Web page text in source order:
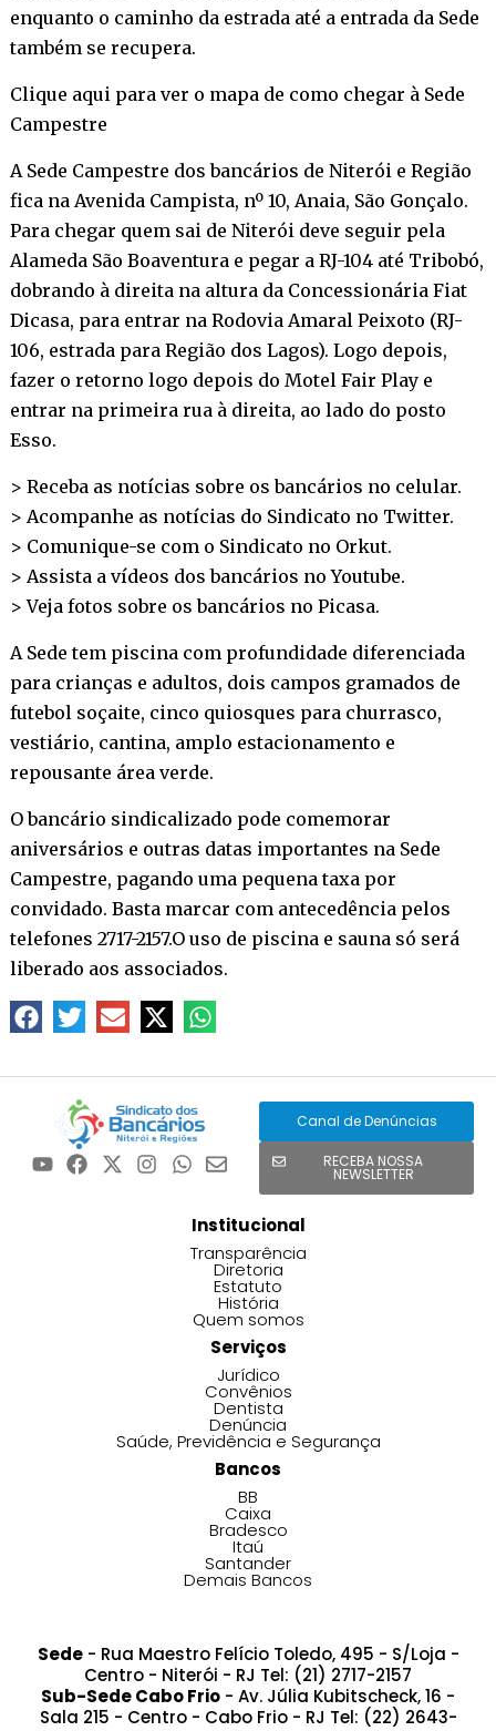
enquanto o caminho da estrada até a entrada da Sede
também se recupera.
Clique aqui para ver o mapa de como chegar à Sede
Campestre
A Sede Campestre dos bancários de Niterói e Região
fica na Avenida Campista, nº 10, Anaia, São Gonçalo.
Para chegar quem sai de Niterói deve seguir pela
Alameda São Boaventura e pegar a RJ-104 até Tribobó,
dobrando à direita na altura da Concessionária Fiat
Dicasa, para entrar na Rodovia Amaral Peixoto (RJ-
106, estrada para Região dos Lagos). Logo depois,
fazer o retorno logo depois do Motel Fair Play e
entrar na primeira rua à direita, ao lado do posto
Esso.
> Receba as notícias sobre os bancários no celular.
> Acompanhe as notícias do Sindicato no Twitter.
> Comunique-se com o Sindicato no Orkut.
> Assista a vídeos dos bancários noYoutube.
> Veja fotos sobre os bancários no Picasa.
A Sede tem piscina com profundidade diferenciada
para crianças e adultos, dois campos gramados de
futebol soçaite, cinco quiosques para churrasco,
vestiário, cantina, amplo estacionamento e
repousante área verde.
O bancário sindicalizado pode comemorar
aniversários e outras datas importantes na Sede
Campestre, pagando uma pequena taxa por
convidado. Basta marcar com antecedência pelos
telefones 2717-2157.O uso de piscina e sauna só será
liberado aos associados.
Canal de Denúncias
RECEBA NOSSA
NEWSLETTER
Institucional
Transparência
Diretoria
Estatuto
História
Quem somos
Serviços
Jurídico
Convênios
Dentista
Denúncia
Saúde, Previdência e Segurança
Bancos
BB
Caixa
Bradesco
Itaú
Santander
Demais Bancos
Sede- Rua Maestro Felício Toledo, 495 - S/Loja -
Centro - Niterói - RJ Tel: (21) 2717-2157
Sub-Sede Cabo Frio - Av. Júlia Kubitscheck, 16 -
Sala 215 - Centro - Cabo Frio - RJ Tel: (22) 2643-